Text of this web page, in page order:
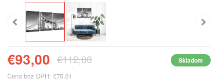
€93,00 €112,00 Skladom
Cena bez DPH: €75,61